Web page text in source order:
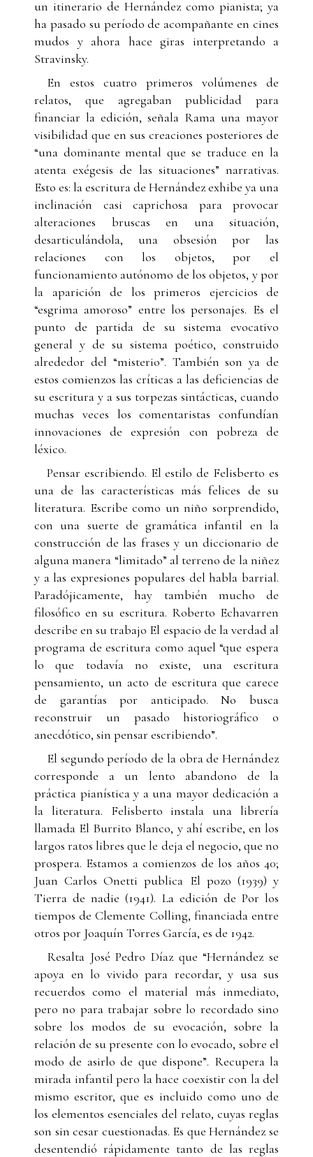
un itinerario de Hernández como pianista; ya
ha pasado su período de acompañante en cines
mudos y ahora hace giras interpretando a
Stravinsky.
En estos cuatro primeros volúmenes de
relatos, que agregaban publicidad para
financiar la edición, señala Rama una mayor
visibilidad que en sus creaciones posteriores de
“una dominante mental que se traduce en la
atenta exégesis de las situaciones” narrativas.
Esto es: la escritura de Hernández exhibe ya una
inclinación casi caprichosa para provocar
alteraciones bruscas en una situación,
desarticulándola, una obsesión por las
relaciones con los objetos, por el
funcionamiento autónomo de los objetos, y por
la aparición de los primeros ejercicios de
“esgrima amoroso” entre los personajes. Es el
punto de partida de su sistema evocativo
general y de su sistema poético, construido
alrededor del “misterio”. También son ya de
estos comienzos las críticas a las deficiencias de
su escritura y a sus torpezas sintácticas, cuando
muchas veces los comentaristas confundían
innovaciones de expresión con pobreza de
léxico.
Pensar escribiendo. El estilo de Felisberto es
una de las características más felices de su
literatura. Escribe como un niño sorprendido,
con una suerte de gramática infantil en la
construcción de las frases y un diccionario de
alguna manera “limitado” al terreno de la niñez
y a las expresiones populares del habla barrial.
Paradójicamente, hay también mucho de
filosófico en su escritura. Roberto Echavarren
describe en su trabajo El espacio de la verdad al
programa de escritura como aquel “que espera
lo que todavía no existe, una escritura
pensamiento, un acto de escritura que carece
de garantías por anticipado. No busca
reconstruir un pasado historiográfico o
anecdótico, sin pensar escribiendo”.
El segundo período de la obra de Hernández
corresponde a un lento abandono de la
práctica pianística y a una mayor dedicación a
la literatura. Felisberto instala una librería
llamada El Burrito Blanco, y ahí escribe, en los
largos ratos libres que le deja el negocio, que no
prospera. Estamos a comienzos de los años 40;
Juan Carlos Onetti publica El pozo (1939) y
Tierra de nadie (1941). La edición de Por los
tiempos de Clemente Colling, financiada entre
otros por Joaquín Torres García, es de 1942.
Resalta José Pedro Díaz que “Hernández se
apoya en lo vivido para recordar, y usa sus
recuerdos como el material más inmediato,
pero no para trabajar sobre lo recordado sino
sobre los modos de su evocación, sobre la
relación de su presente con lo evocado, sobre el
modo de asirlo de que dispone”. Recupera la
mirada infantil pero la hace coexistir con la del
mismo escritor, que es incluido como uno de
los elementos esenciales del relato, cuyas reglas
son sin cesar cuestionadas. Es que Hernández se
desentendió rápidamente tanto de las reglas